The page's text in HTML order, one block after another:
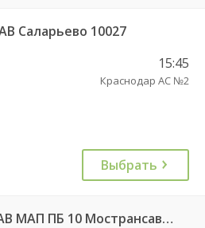
Саларьево 10027
15:45
Краснодар АС №2
Выбрать
Сочи АВ — Мытищи АВ МАП ПБ 10 Мострансавто 7408